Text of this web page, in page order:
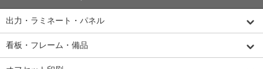
出力・ラミネート・パネル
看板・フレーム・備品